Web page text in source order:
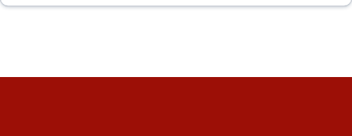
altid til efter kampe?